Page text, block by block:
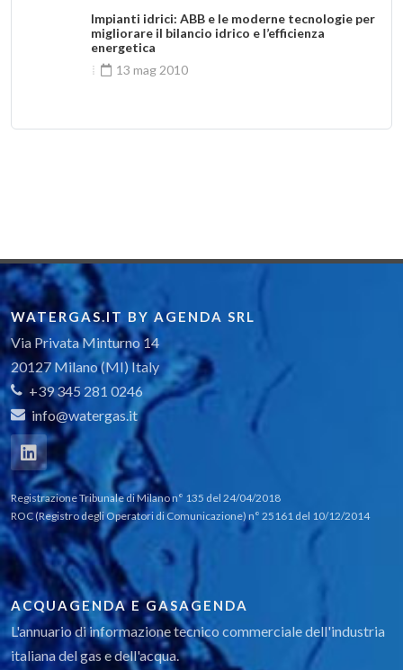
Impianti idrici: ABB e le moderne tecnologie per
migliorare il bilancio idrico e l’efficienza
energetica
13 mag 2010
WATERGAS.IT BY AGENDA SRL
Via Privata Minturno 14
20127 Milano (MI) Italy
+39 345 281 0246
info@watergas.it
Registrazione Tribunale di Milano n° 135 del 24/04/2018
ROC (Registro degli Operatori di Comunicazione) n° 25161 del 10/12/2014
ACQUAGENDA E GASAGENDA
L'annuario di informazione tecnico commerciale dell'industria
italiana del gas e dell'acqua.